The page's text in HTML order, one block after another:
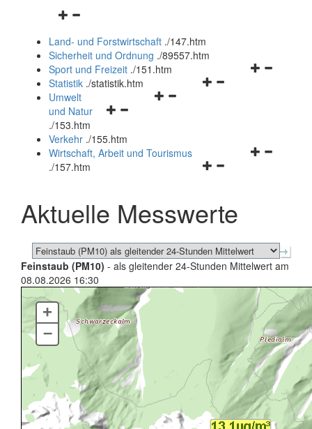
Navigationsmenü
und
schließen
Land- und Forstwirtschaft ./147.htm
Sicherheit und Ordnung ./89557.htm
Navigationsmenü
Sport und Freizeit ./151.htm
Navigationsmenü
Statistik ./statistik.htm
Navigationsmenü
und
schließen
Umwelt
und Natur
./153.htm
Verkehr ./155.htm
Navigationsmenü
schließen
Wirtschaft, Arbeit und Tourismus
./157.htm
Aktuelle Messwerte
Feinstaub (PM10) - als gleitender 24-Stunden Mittelwert am
08.08.2026 16:30
+
–